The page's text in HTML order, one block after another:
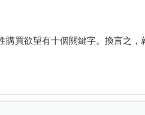
購買欲望有十個關鍵字。換言之